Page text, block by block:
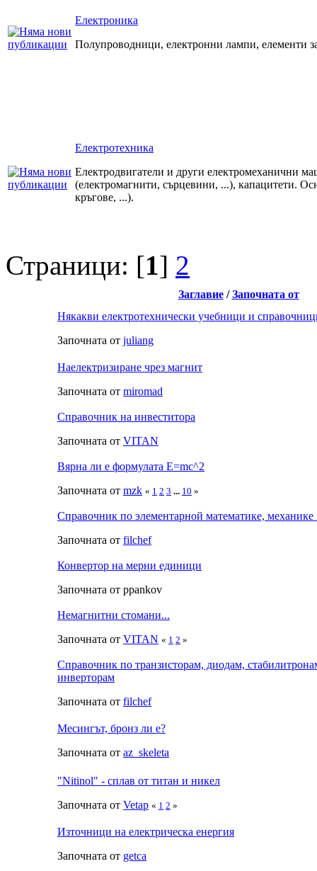
Електроника
Полупроводници, електронни лампи, елементи
Електротехника
Електродвигатели и други електромеханични
(електромагнити, сърцевини, ...), капацитети.
кръгове, ...).
Страници: [1] 2
Заглавие/Започната от
Някакви електротехнически учебници и
Започната от juliang
Наелектризиране чрез магнит
Започната от miromad
Справочник на инвеститора
Започната от VITAN
Вярна ли е формулата E=mc^2
Започната от mzk « 1 2 3 ... 10 »
Справочник по элементарной математике, механике
Започната от filchef
Конвертор на мерни единици
Започната от ppankov
Немагнитни стомани...
Започната от VITAN « 1 2 »
Справочник по транзисторам, диодам,
инверторам
Започната от filchef
Месингът, бронз ли е?
Започната от az_skeleta
"Nitinol" - сплав от титан и никел
Започната от Vetap « 1 2 »
Източници на електрическа енергия
Започната от getca